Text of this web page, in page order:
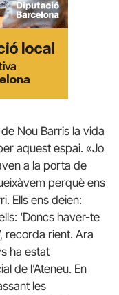
Nou Barris la vida
aquest espai. «Jo
a la porta de
perquè ens
Ells ens deien:
‘Doncs haver-te
recorda rient. Ara
ha estat
de l’Ateneu. En
les